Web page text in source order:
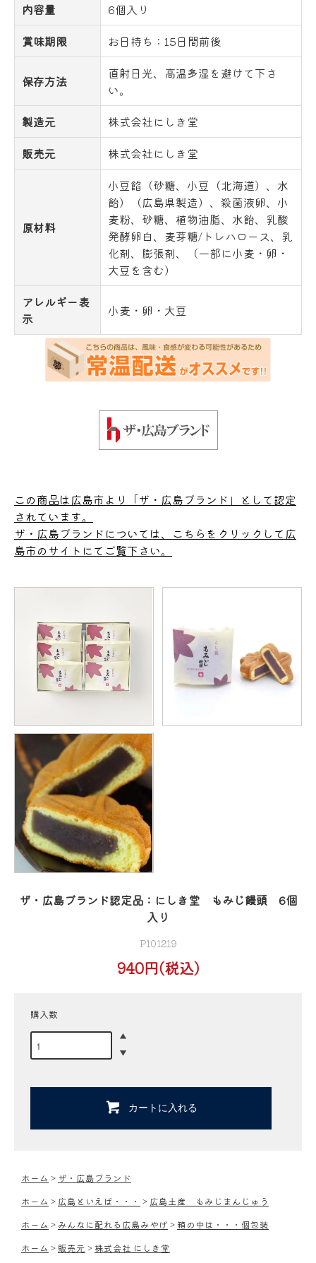
内容量
6個入り
賞味期限
お日持ち：15日間前後
保存方法
直射日光、高温多湿を避けて下さ
い。
製造元
株式会社にしき堂
販売元
株式会社にしき堂
原材料
小豆餡（砂糖、小豆（北海道）、水
飴）（広島県製造）、殺菌液卵、小
麦粉、砂糖、植物油脂、水飴、乳酸
発酵卵白、麦芽糖/トレハロース、乳
化剤、膨張剤、（一部に小麦・卵・
大豆を含む）
アレルギー表
示
小麦・卵・大豆
この商品は広島市より「ザ・広島ブランド」として認定
されています。
ザ・広島ブランドについては、こちらをクリックして広
島市のサイトにてご覧下さい。
ザ・広島ブランド認定品：にしき堂 もみじ饅頭 6個
入り
P101219
940円(税込)
購入数
カートに入れる
ホーム > ザ・広島ブランド
ホーム > 広島といえば・・・ > 広島土産 もみじまんじゅう
ホーム > みんなに配れる広島みやげ > 箱の中は・・・個包装
ホーム > 販売元 > 株式会社 にしき堂